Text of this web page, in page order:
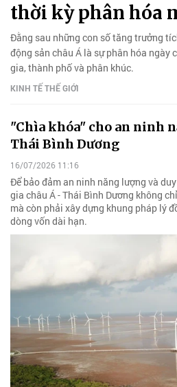
thời kỳ phân hóa
Đằng sau những con số tăng trưởng
động sản châu Á là sự phân hóa ngày
gia, thành phố và phân khúc.
KINH TẾ THẾ GIỚI
"Chìa khóa" cho an ninh
Thái Bình Dương
16/07/2026 11:16
Để bảo đảm an ninh năng lượng và
gia châu Á - Thái Bình Dương không
mà còn phải xây dựng khung pháp lý
dòng vốn dài hạn.